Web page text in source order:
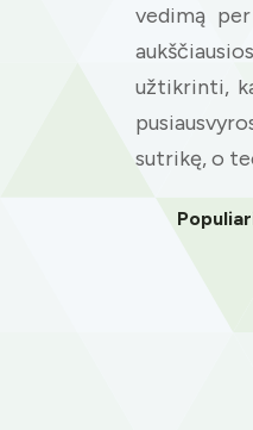
vedimą
užtikrinti,
sutrikę, o